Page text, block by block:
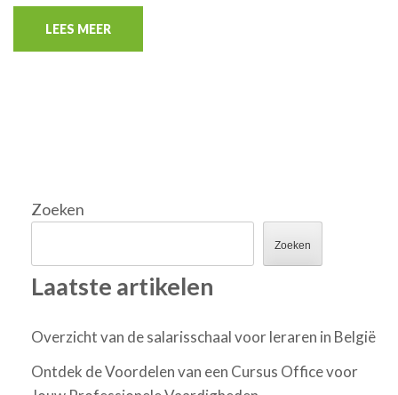
LEES MEER
Zoeken
Zoeken
Laatste artikelen
Overzicht van de salarisschaal voor leraren in België
Ontdek de Voordelen van een Cursus Office voor